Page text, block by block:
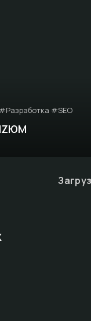
#Разработка #SEO
IZЮМ